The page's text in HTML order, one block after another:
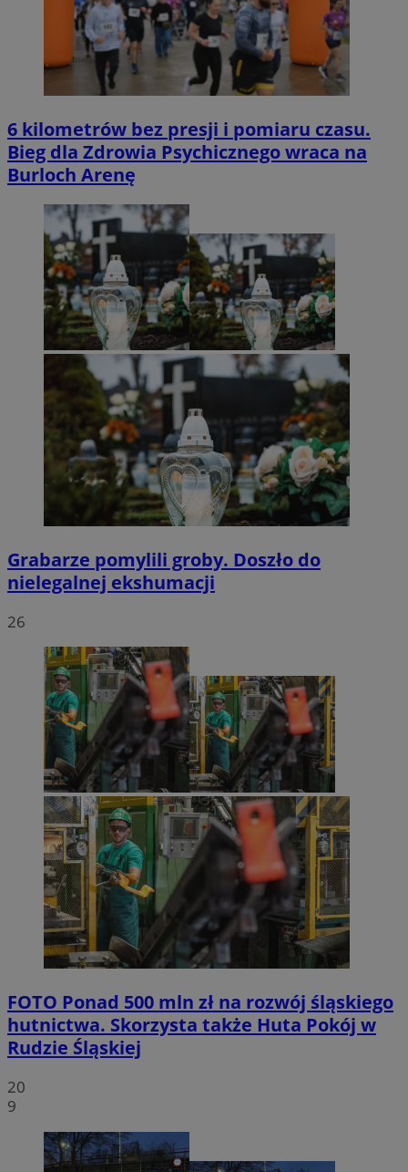
6 kilometrów bez presji i pomiaru czasu.
Bieg dla Zdrowia Psychicznego wraca na
Burloch Arenę
Grabarze pomylili groby. Doszło do
nielegalnej ekshumacji
26
FOTO Ponad 500 mln zł na rozwój śląskiego
hutnictwa. Skorzysta także Huta Pokój w
Rudzie Śląskiej
20
9